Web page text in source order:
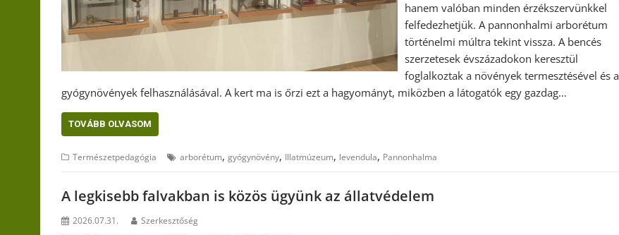
hanem valóban minden érzékszervünkkel
felfedezhetjük. A pannonhalmi arborétum
történelmi múltra tekint vissza. A bencés
szerzetesek évszázadokon keresztül
foglalkoztak a növények termesztésével és a
gyógynövények felhasználásával. A kert ma is őrzi ezt a hagyományt, miközben a látogatók egy gazdag…
TOVÁBB OLVASOM
Természetpedagógia arborétum, gyógynövény, Illatmúzeum, levendula, Pannonhalma
A legkisebb falvakban is közös ügyünk az állatvédelem
2026.07.31. Szerkesztőség